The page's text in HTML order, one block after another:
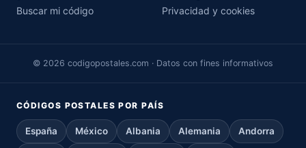
Buscar mi código
Privacidad y cookies
© 2026 codigopostales.com · Datos con fines informativos
CÓDIGOS POSTALES POR PAÍS
España México Albania Alemania Andorra